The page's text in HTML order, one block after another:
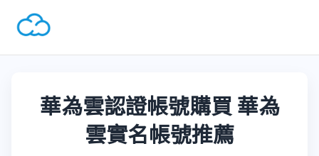
華為雲認證帳號購買 華為
雲實名帳號推薦